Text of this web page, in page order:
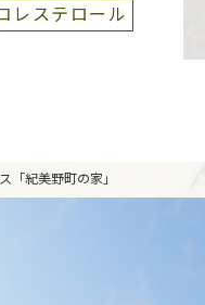
レステロール
「紀美野町の家」